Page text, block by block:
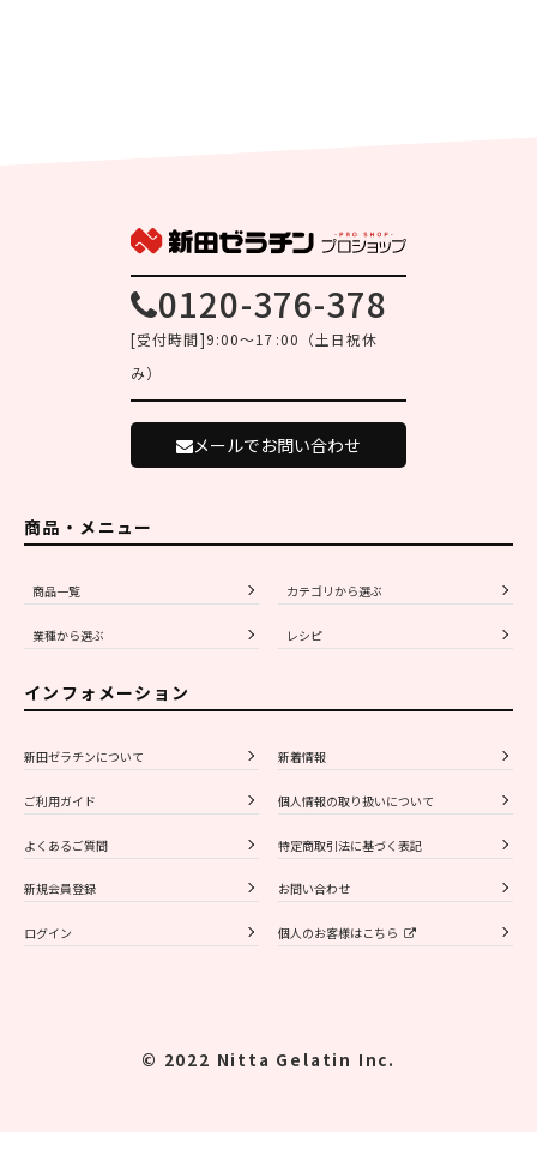
0120-376-378
[受付時間]9:00～17:00（土日祝休
み）
メールでお問い合わせ
商品・メニュー
商品一覧 カテゴリから選ぶ
業種から選ぶ レシピ
インフォメーション
新田ゼラチンについて 新着情報
ご利用ガイド 個人情報の取り扱いについて
よくあるご質問 特定商取引法に基づく表記
新規会員登録 お問い合わせ
ログイン 個人のお客様はこちら
© 2022 Nitta Gelatin Inc.